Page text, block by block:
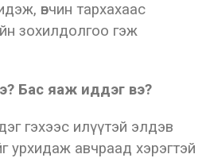
өвчин тархахаас
зохилдолгоо гэж
Бас яаж иддэг вэ?
гэхээс илүүтэй элдэв
урхидаж авчраад хэрэгтэй